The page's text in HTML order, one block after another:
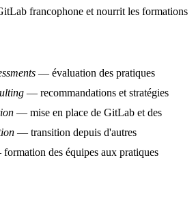
francophone et nourrit les formations
— évaluation des pratiques
— recommandations et stratégies
— mise en place de GitLab et des
— transition depuis d'autres
des équipes aux pratiques